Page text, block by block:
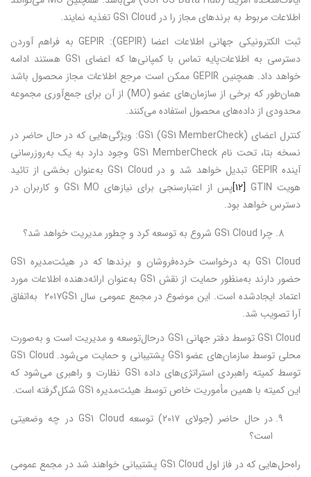
اطلاعات مربوط به برندهای مجاز را در GS1 Cloud تغذیه نمایند.
ثبت الکترونیکی جهانی اطلاعات اعضا (GEPIR): GEPIR به فراهم آوردن
دسترسی به اطلاعات‌پایه تماس با کمپانی‌ها که اعضای GS1 هستند ادامه
خواهد داد. همچنین GEPIR ممکن است مرجع اطلاعات مجاز محصول باشد
همان‌طور که برخی از سازمان‌های عضو (MO) از آن برای جمع‌آوری مجموعه
محدودی از داده‌های محصول استفاده می‌کنند.
کنترل اعضای GS1 (GS1 MemberCheck): ویژگی‌هایی که در حال حاضر در
نسخه بتا، تحت نام GS1 MemberCheck وجود دارد به یک به‌روزرسانی
آینده GEPIR تبدیل خواهد شد و در GS1 Cloud به‌عنوان بخشی از تائید
هویت GTIN
[۱۲]
پس از اعتبارسنجی برای نیازهای GS1 MO و کاربران در
دسترس خواهد بود.
چرا GS1 Cloud شروع به توسعه کرد و چطور مدیریت خواهد شد؟
GS1 Cloud به درخواست خرده‌فروشان و برندها که در هیئت‌مدیره GS1
حضور دارند به‌منظور حمایت از نقش GS1 به‌عنوان ارائه‌دهنده اطلاعات مورد
اعتماد ایجادشده است. این موضوع در مجمع عمومی سال ۲۰۱۷GS1 به‌اتفاق
آرا تصویب شد.
GS1 Cloud توسط دفتر جهانی GS1 درحال‌توسعه و مدیریت است و به‌صورت
محلی توسط سازمان‌های عضو GS1 پشتیبانی و حمایت می‌شود. GS1 Cloud
توسط کمیته راهبردی استراتژی‌های داده GS1 نظارت و راهبری می‌شود که
این کمیته با همین مأموریت خاص توسط هیئت‌مدیره GS1 شکل‌گرفته است.
در حال حاضر (جولای ۲۰۱۷) توسعه GS1 Cloud در چه وضعیتی
است؟
راه‌حل‌هایی که در فاز اول GS1 Cloud پشتیبانی خواهند شد در مجمع عمومی